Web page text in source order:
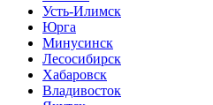
Усть-Илимск
Юрга
Минусинск
Лесосибирск
Хабаровск
Владивосток